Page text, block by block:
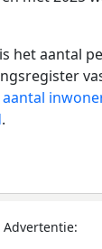
het aantal
.
Advertentie: